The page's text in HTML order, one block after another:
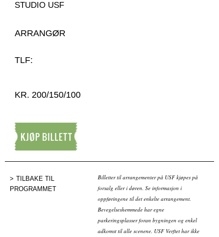
STUDIO USF
ARRANGØR
TLF:
KR. 200/150/100
TILBAKE TIL
PROGRAMMET
Billetter til arrangementer på USF kjøpes på
forsalg eller i døren. Se informasjon i
oppføringene til det enkelte arrangement.
Bevegelseshemmede har egne
parkeringsplasser foran bygningen og enkel
adkomst til alle scenene. USF Verftet har ikke